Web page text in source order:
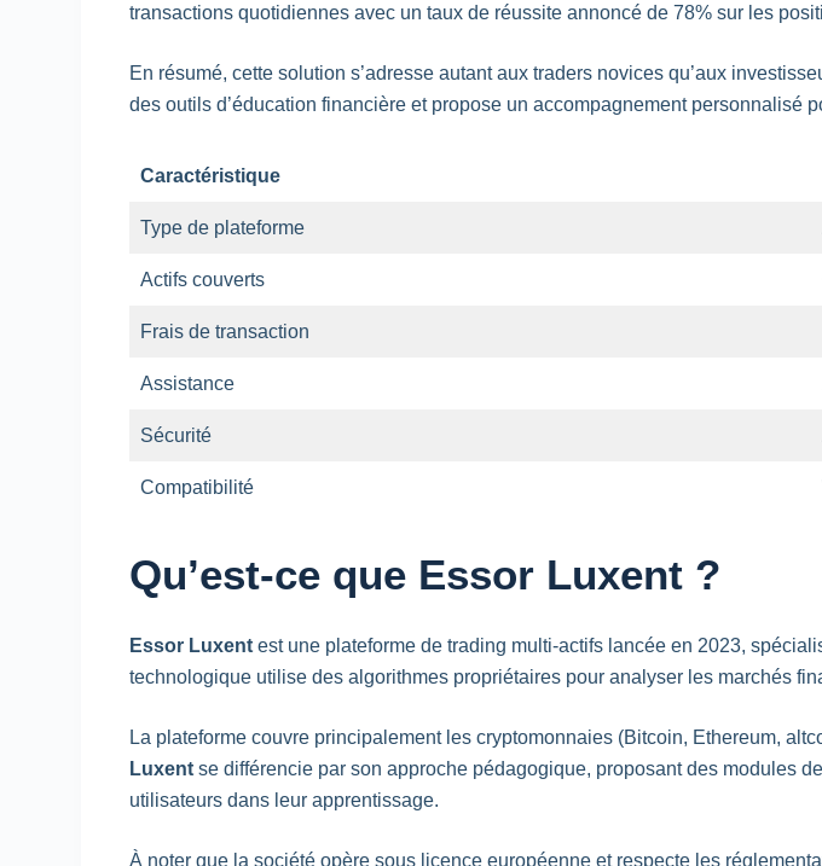
transactions quotidiennes avec un taux de réussite annoncé de 78% sur les
En résumé, cette solution s’adresse autant aux traders novices qu’aux
des outils d’éducation financière et propose un accompagnement personnalisé
Caractéristique
Type de plateforme
Actifs couverts
Frais de transaction
Assistance
Sécurité
Compatibilité
Qu’est-ce que Essor Luxent ?
Essor Luxent est une plateforme detrading multi-actifs lancée en 2023,
technologique utilise des algorithmes propriétaires pour analyser les marchés
La plateforme couvre principalement les cryptomonnaies (Bitcoin, Ethereum,
Luxent se différencie par son approche pédagogique, proposant des modules
utilisateurs dans leur apprentissage.
À noter que la société opère sous licence européenne et respecte les